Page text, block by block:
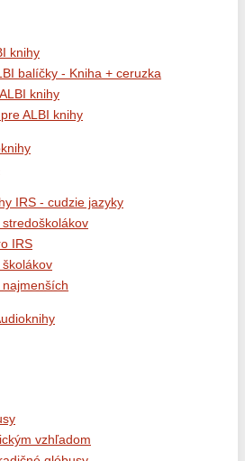
knihy
balíčky - Kniha + ceruzka
knihy
ALBI knihy
IRS - cudzie jazyky
IRS
vzhľadom